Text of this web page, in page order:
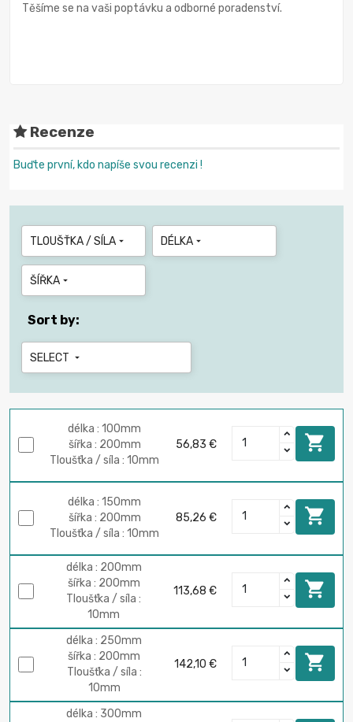
Těšíme se na vaši poptávku a odborné poradenství.
Recenze
Buďte první, kdo napíše svou recenzi !
TLOUŠŤKA / SÍLA  DÉLKA 
ŠÍŘKA 
Sort by:
SELECT 
délka : 100mm
šířka : 200mm
Tloušťka / síla : 10mm
56,83 € 
délka : 150mm
šířka : 200mm
Tloušťka / síla : 10mm
85,26 € 
délka : 200mm
šířka : 200mm
Tloušťka / síla :
10mm
113,68 € 
délka : 250mm
šířka : 200mm
Tloušťka / síla :
10mm
142,10 € 
délka : 300mm